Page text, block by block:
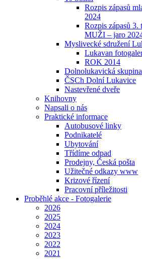
Rozpis zápasů
2024
Rozpis zápasů 3.
MUŽI – jaro
Myslivecké sdružení
Lukavan
ROK 2014
Dolnolukavická
ČSCh Dolní Lukavice
Nastevřené dveře
Knihovny
Napsali o nás
Praktické informace
Autobusové linky
Podnikatelé
Ubytování
Třídíme odpad
Prodejny, Česká pošta
Užitečné odkazy www
Krizové řízení
Pracovní příležitosti
Proběhlé akce - Fotogalerie
2026
2025
2024
2023
2022
2021